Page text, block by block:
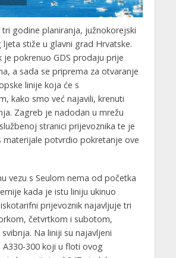
godine planiranja, južnokorejski
ljeta stiže u glavni grad Hrvatske.
je pokrenuo GDS prodaju prije
a sada se priprema za otvaranje
linije koja će s
kako smo već najavili, krenuti
Zagreb je nadodan u mrežu
stranici prijevoznika te je
materijale potvrdio pokretanje ove
vezu s Seulom nema od početka
kada je istu liniju ukinuo
prijevoznik najavljuje tri
četvrtkom i subotom,
Na liniji su najavljeni
300 koji u floti ovog